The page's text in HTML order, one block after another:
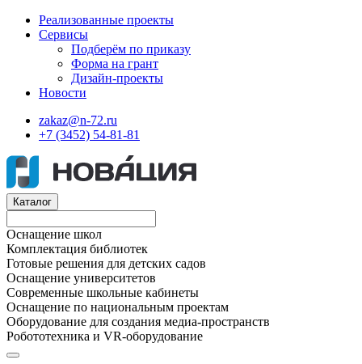
Реализованные проекты
Сервисы
Подберём по приказу
Форма на грант
Дизайн-проекты
Новости
zakaz@n-72.ru
+7 (3452) 54-81-81
Каталог
Оснащение школ
Комплектация библиотек
Готовые решения для детских садов
Оснащение университетов
Современные школьные кабинеты
Оснащение по национальным проектам
Оборудование для создания медиа-пространств
Робототехника и VR-оборудование